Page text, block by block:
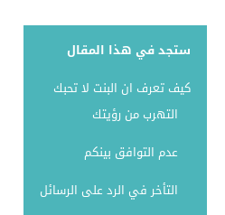
ستجد في هذا المقال
كيف تعرف ان البنت لا تحبك
التهرب من رؤيتك
عدم التوافق بينكم
التأخر في الرد على الرسائل